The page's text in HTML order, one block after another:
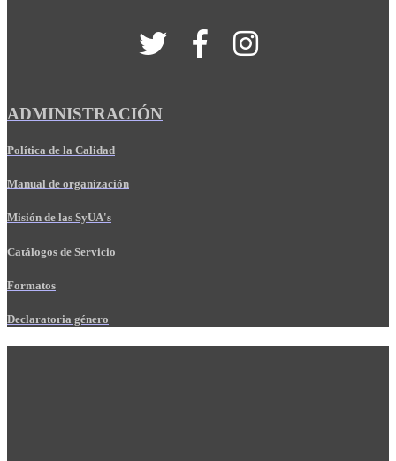
ADMINISTRACIÓN
Política de la Calidad
Manual de organización
Misión de las SyUA's
Catálogos de Servicio
Formatos
Declaratoria género